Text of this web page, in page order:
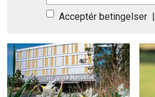
Acceptér betingelser